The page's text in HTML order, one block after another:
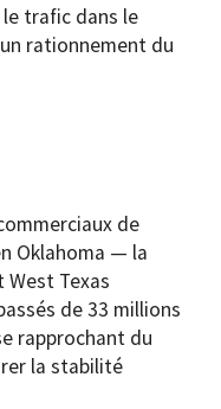
trafic dans le
rationnement du
de
Oklahoma — la
Texas
de 33 millions
rapprochant du
la stabilité